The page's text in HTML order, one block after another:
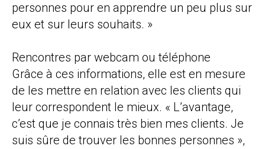
personnes pour en apprendre un peu plus sur
eux et sur leurs souhaits. »
Rencontres par webcam ou téléphone
Grâce à ces informations, elle est en mesure
de les mettre en relation avec les clients qui
leur correspondent le mieux. « L’avantage,
c’est que je connais très bien mes clients. Je
suis sûre de trouver les bonnes personnes »,